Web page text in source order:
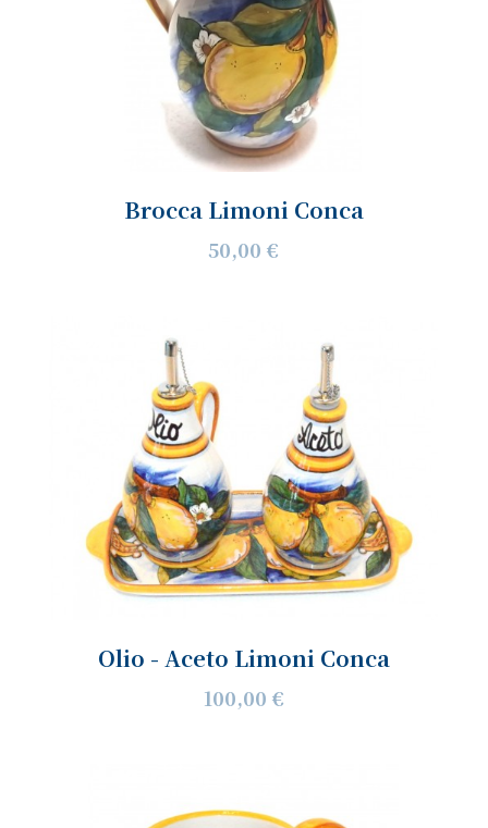
Brocca Limoni Conca
50,00 €
Olio - Aceto Limoni Conca
100,00 €